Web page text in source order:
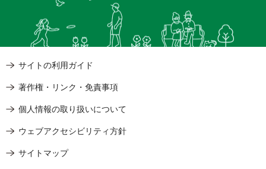
サイトの利用ガイド
著作権・リンク・免責事項
個人情報の取り扱いについて
ウェブアクセシビリティ方針
サイトマップ